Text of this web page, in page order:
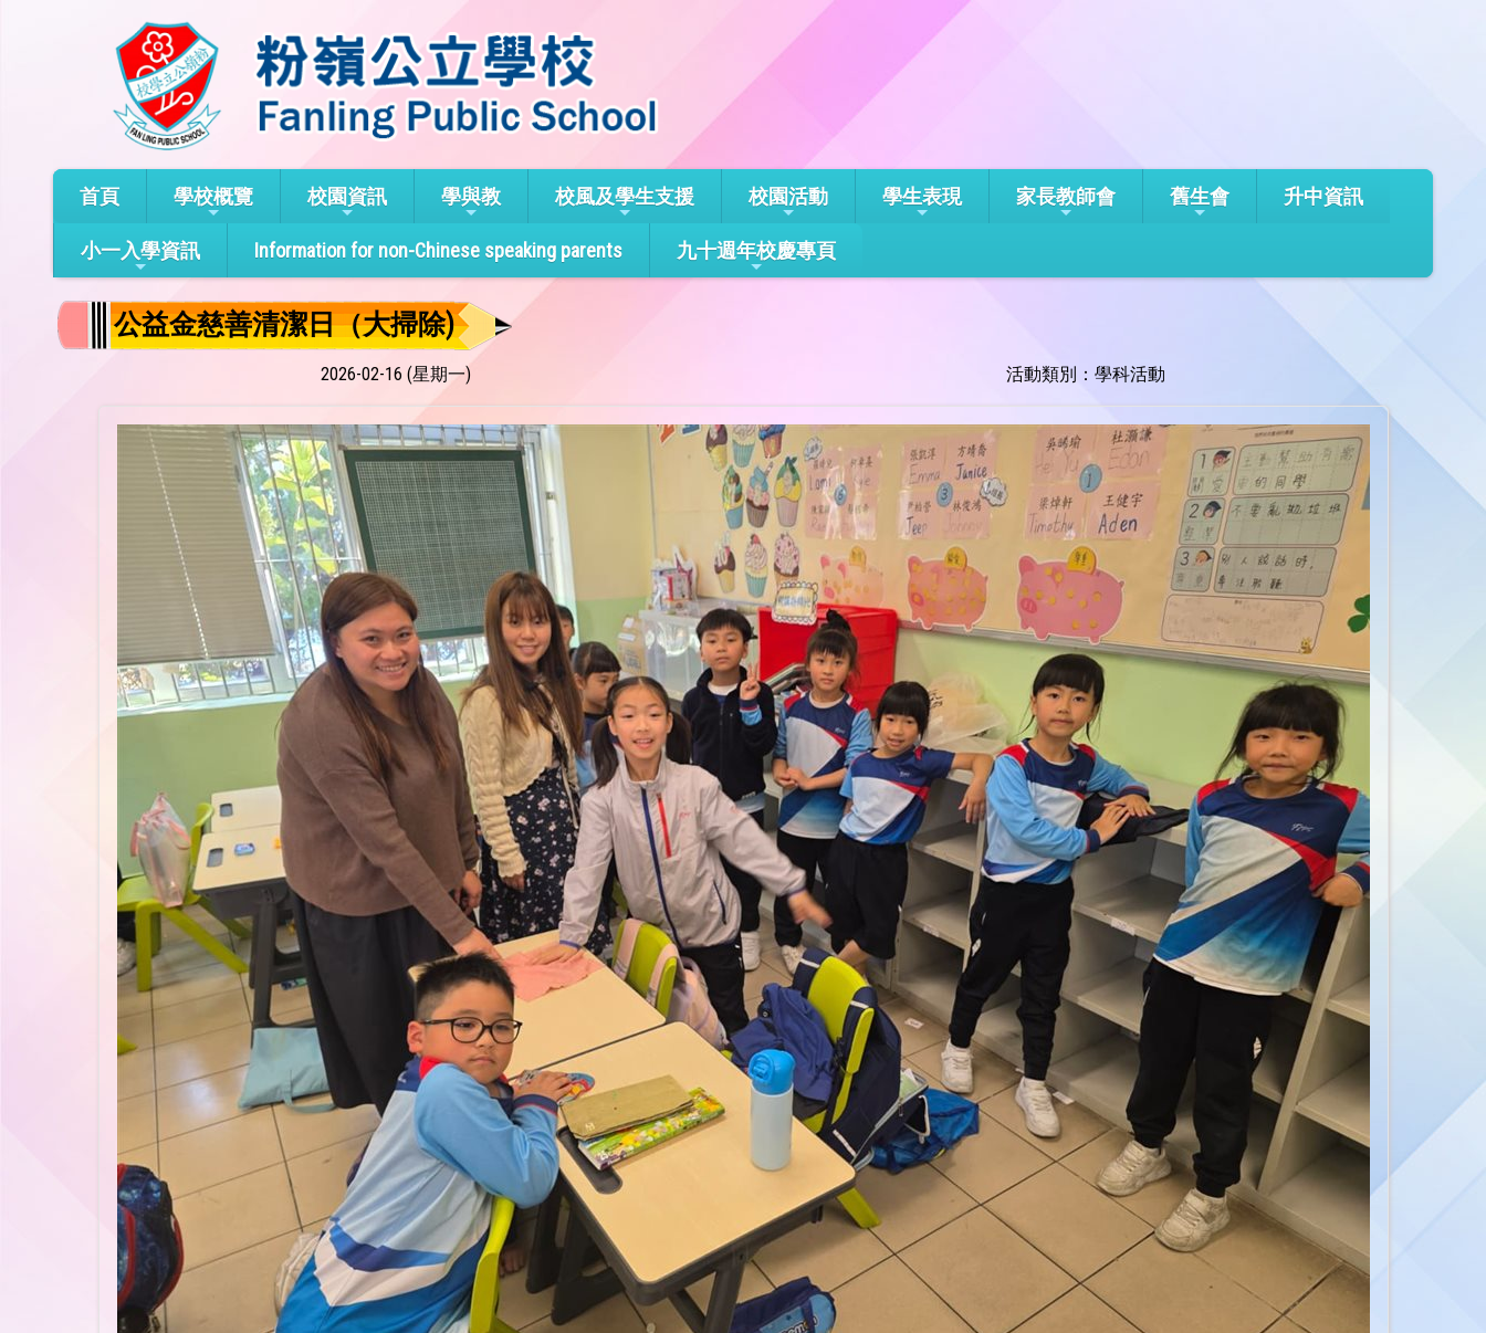
首頁 學校概覽 校園資訊 學與教 校風及學生支援 校園活動 學生表現 家長教師會 舊生會 升中資訊
小一入學資訊 Information for non-Chinese speaking parents 九十週年校慶專頁
公益金慈善清潔日（大掃除)
2026-02-16 (星期一) 活動類別：學科活動